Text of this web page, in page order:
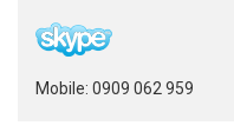
Mobile: 0909 062 959